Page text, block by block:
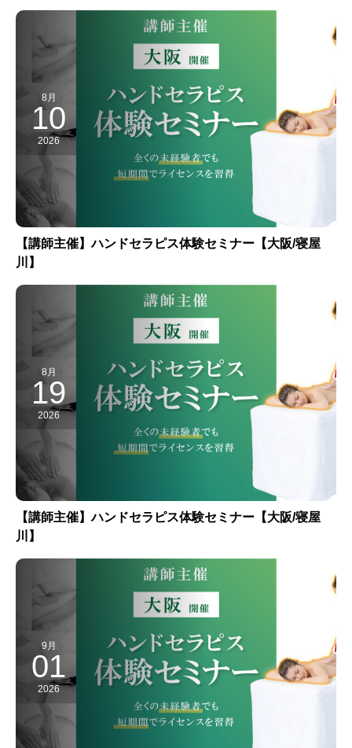
8月
10
2026
【講師主催】ハンドセラピス体験セミナー【大阪/寝屋
川】
8月
19
2026
【講師主催】ハンドセラピス体験セミナー【大阪/寝屋
川】
9月
01
2026